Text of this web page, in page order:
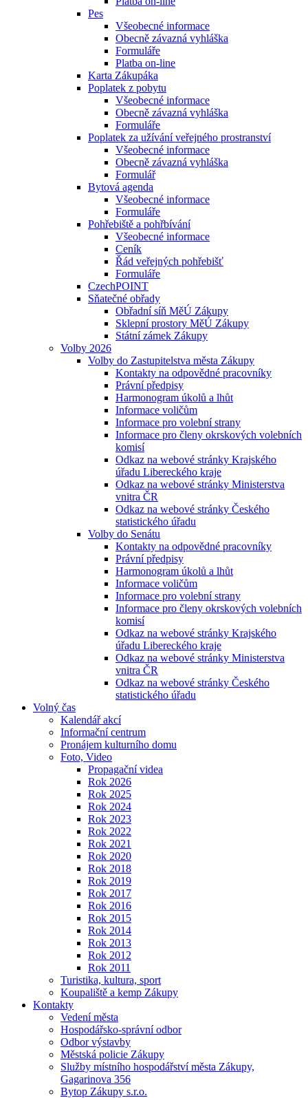
Pes
Všeobecné informace
Obecně závazná vyhláška
Formuláře
Platba on-line
Karta Zákupáka
Poplatek z pobytu
Všeobecné informace
Obecně závazná vyhláška
Formuláře
Poplatek za užívání veřejného prostranství
Všeobecné informace
Obecně závazná vyhláška
Formulář
Bytová agenda
Všeobecné informace
Formuláře
Pohřebiště a pohřbívání
Všeobecné informace
Ceník
Řád veřejných pohřebišť
Formuláře
CzechPOINT
Sňatečné obřady
Obřadní síň MěÚ Zákupy
Sklepní prostory MěÚ Zákupy
Státní zámek Zákupy
Volby 2026
Volby do Zastupitelstva města Zákupy
Kontakty na odpovědné pracovníky
Právní předpisy
Harmonogram úkolů a lhůt
Informace voličům
Informace pro volební strany
Informace pro členy okrskových volebních
komisí
Odkaz na webové stránky Krajského
úřadu Libereckého kraje
Odkaz na webové stránky Ministerstva
vnitra ČR
Odkaz na webové stránky Českého
statistického úřadu
Volby do Senátu
Kontakty na odpovědné pracovníky
Právní předpisy
Harmonogram úkolů a lhůt
Informace voličům
Informace pro volební strany
Informace pro členy okrskových volebních
komisí
Odkaz na webové stránky Krajského
úřadu Libereckého kraje
Odkaz na webové stránky Ministerstva
vnitra ČR
Odkaz na webové stránky Českého
statistického úřadu
Volný čas
Kalendář akcí
Informační centrum
Pronájem kulturního domu
Foto, Video
Propagační videa
Rok 2026
Rok 2025
Rok 2024
Rok 2023
Rok 2022
Rok 2021
Rok 2020
Rok 2018
Rok 2019
Rok 2017
Rok 2016
Rok 2015
Rok 2014
Rok 2013
Rok 2012
Rok 2011
Turistika, kultura, sport
Koupaliště a kemp Zákupy
Kontakty
Vedení města
Hospodářsko-správní odbor
Odbor výstavby
Městská policie Zákupy
Služby místního hospodářství města Zákupy,
Gagarinova 356
Bytop Zákupy s.r.o.